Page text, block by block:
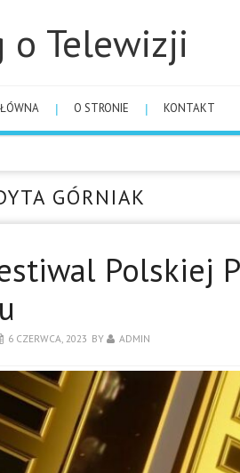
o Telewizji
O STRONIE KONTAKT
GÓRNIAK
Polskiej
6 CZERWCA, 2023 BY ADMIN